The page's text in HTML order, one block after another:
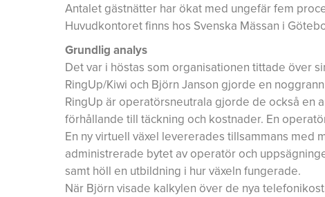
Antalet gästnätter har ökat med ungefär fem
Huvudkontoret finns hos Svenska Mässan i
Grundlig analys
Det var i höstas som organisationen tittade över
RingUp/Kiwi och Björn Janson gjorde en
RingUp är operatörsneutrala gjorde de också en
förhållande till täckning och kostnader. En
En ny virtuell växel levererades tillsammans med
administrerade bytet av operatör och
samt höll en utbildning i hur växeln fungerade.
När Björn visade kalkylen över de nya